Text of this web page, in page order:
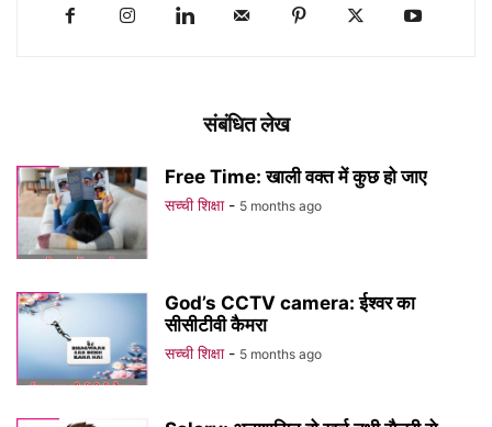
संबंधित लेख
Free Time: खाली वक्त में कुछ हो जाए
सच्ची शिक्षा - 5 months ago
God’s CCTV camera: ईश्वर का
सीसीटीवी कैमरा
सच्ची शिक्षा - 5 months ago